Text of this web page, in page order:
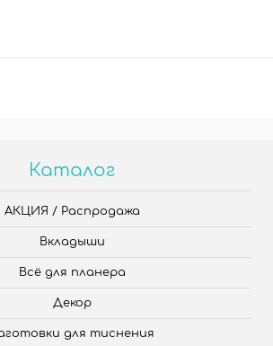
Каталог
АКЦИЯ / Распродажа
Вкладыши
Всё для планера
Декор
для тиснения